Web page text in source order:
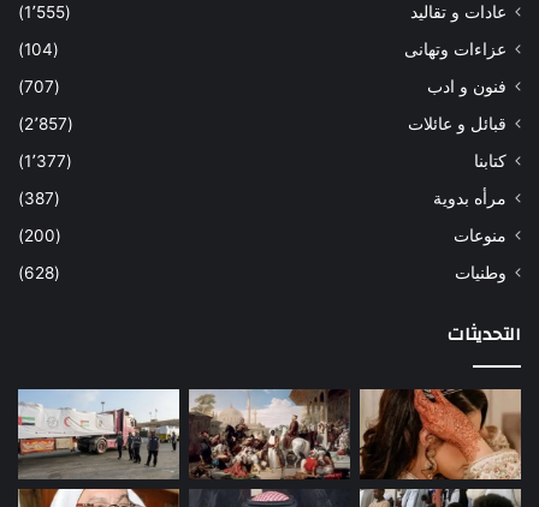
عادات و تقاليد
(1٬555)
عزاءات وتهانى
(104)
فنون و ادب
(707)
قبائل و عائلات
(2٬857)
كتابنا
(1٬377)
مرأه بدوية
(387)
منوعات
(200)
وطنيات
(628)
التحديثات